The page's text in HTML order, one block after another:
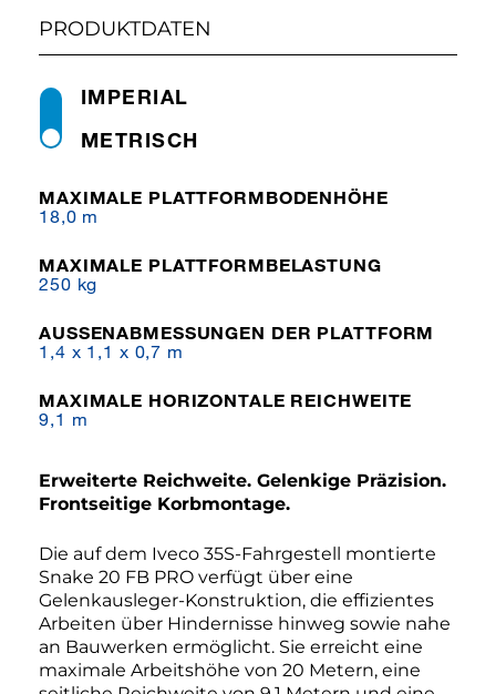
PRODUKTDATEN
METRISCH
IMPERIAL
MAXIMALE PLATTFORMBODENHÖHE
18,0 m
MAXIMALE PLATTFORMBELASTUNG
250 kg
AUSSENABMESSUNGEN DER PLATTFORM
1,4 x 1,1 x 0,7 m
MAXIMALE HORIZONTALE REICHWEITE
9,1 m
Erweiterte Reichweite. Gelenkige Präzision.
Frontseitige Korbmontage.
Die auf dem Iveco 35S-Fahrgestell montierte
Snake 20 FB PRO verfügt über eine
Gelenkausleger-Konstruktion, die effizientes
Arbeiten über Hindernisse hinweg sowie nahe
an Bauwerken ermöglicht. Sie erreicht eine
maximale Arbeitshöhe von 20 Metern, eine